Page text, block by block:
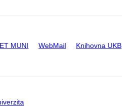
MUNI WebMail Knihovna UKB